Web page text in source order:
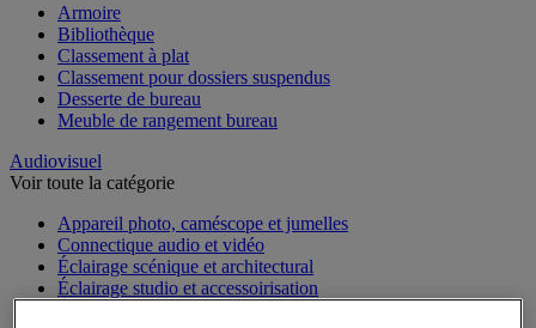
Armoire
Bibliothèque
Classement à plat
Classement pour dossiers suspendus
Desserte de bureau
Meuble de rangement bureau
Audiovisuel
Voir toute la catégorie
Appareil photo, caméscope et jumelles
Connectique audio et vidéo
Éclairage scénique et architectural
Éclairage studio et accessoirisation